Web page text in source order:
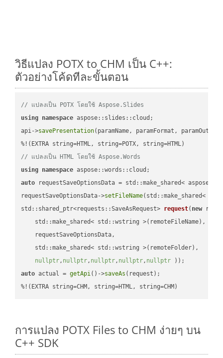
วิธีแปลง POTX to CHM เป็น C++:
ตัวอย่างโค้ดทีละขั้นตอน
// แปลงเป็น POTX โดยใช้ Aspose.Slides
using namespace aspose::slides::cloud;
api->savePresentation(paramName, paramFormat,
// แปลงเป็น HTML โดยใช้ Aspose.Words
using namespace
auto requestSaveOptionsData = std::make_shared<
requestSaveOptionsData->setFileName(std::make_shared<
std::shared_ptr<requests::SaveAsRequest> request( new
    std::make_shared< std::wstring >(remoteFileName),
    requestSaveOptionsData,
    std::make_shared< std::wstring >(remoteFolder),
nullptr, nullptr, nullptr, nullptr, nullptr ))
auto actual = getApi()->saveAs (request);
%!(EXTRA string=CHM, string=HTML, string=CHM)
การแปลง POTX Files to CHM ง่ายๆ บน
C++ SDK